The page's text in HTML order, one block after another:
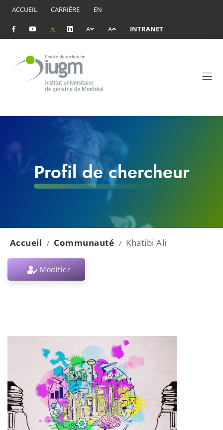
ACCUEIL CARRIÈRE EN
A A INTRANET
Profil de chercheur
Accueil / Communauté / Khatibi Ali
Modifier